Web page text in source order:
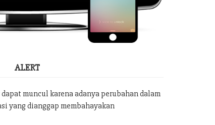
ALERT
muncul karena adanya perubahan dalam
yang dianggap membahayakan